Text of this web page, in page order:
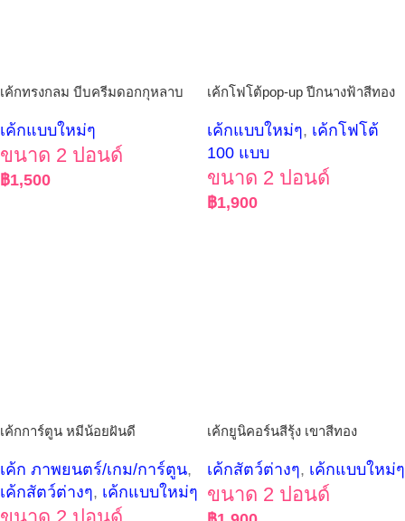
เค้กทรงกลม บีบครีมดอกกุหลาบ
เค้กแบบใหม่ๆ
ขนาด 2 ปอนด์
฿1,500
เค้กโฟโต้pop-up ปีกนางฟ้าสีทอง
เค้กแบบใหม่ๆ, เค้กโฟโต้
100 แบบ
ขนาด 2 ปอนด์
฿1,900
เค้กการ์ตูน หมีน้อยฝันดี
เค้ก ภาพยนตร์/เกม/การ์ตูน,
เค้กสัตว์ต่างๆ, เค้กแบบใหม่ๆ
เค้กยูนิคอร์นสีรุ้ง เขาสีทอง
เค้กสัตว์ต่างๆ, เค้กแบบใหม่ๆ
ขนาด 2 ปอนด์